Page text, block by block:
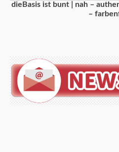
dieBasis ist bunt | nah –
–